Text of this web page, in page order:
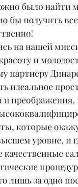
было найти
бы получить все
на нашей
и
партнеру
идеальное
и преображения,
которые
уровне, и
качественные
лишь за одно